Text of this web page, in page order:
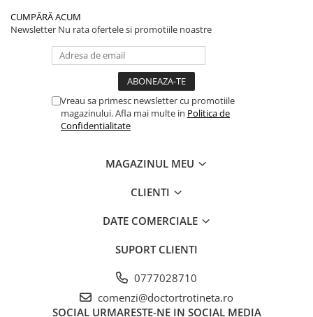
CUMPĂRĂ ACUM
Newsletter Nu rata ofertele si promotiile noastre
Vreau sa primesc newsletter cu promotiile
magazinului. Afla mai multe in Politica de
Confidentialitate
MAGAZINUL MEU
CLIENTI
DATE COMERCIALE
SUPORT CLIENTI
0777028710
comenzi@doctortrotineta.ro
SOCIAL URMARESTE-NE IN SOCIAL MEDIA